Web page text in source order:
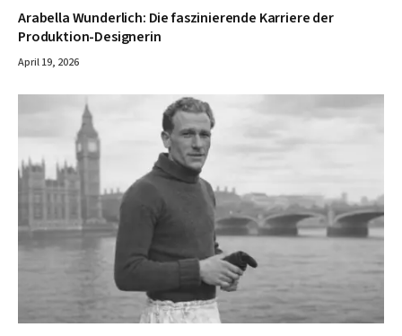
Arabella Wunderlich: Die faszinierende Karriere der
Produktion-Designerin
April 19, 2026